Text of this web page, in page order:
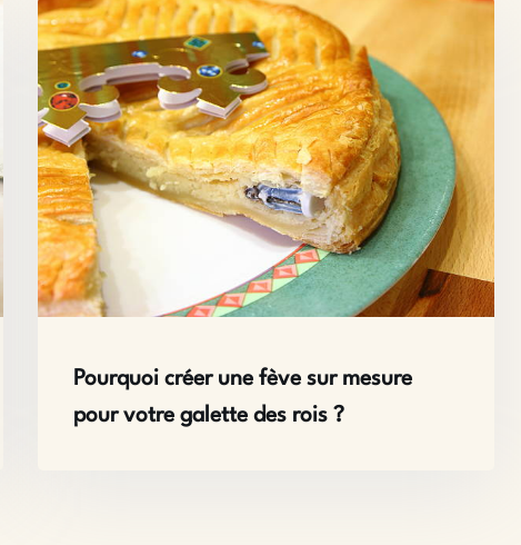
Pourquoi créer une fève sur mesure
pour votre galette des rois ?